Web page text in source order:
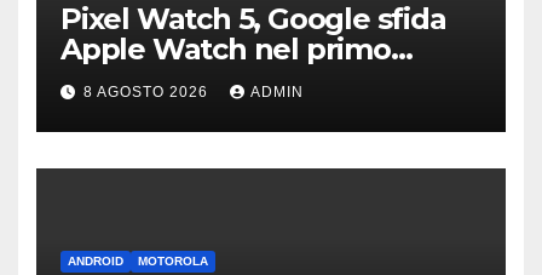
Pixel Watch 5, Google sfida
Apple Watch nel primo
teaser: “sembra un orologio”
8 AGOSTO 2026 ADMIN
ANDROID MOTOROLA